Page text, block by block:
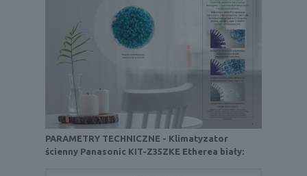
PARAMETRY TECHNICZNE - Klimatyzator
ścienny Panasonic KIT-Z35ZKE Etherea biały: